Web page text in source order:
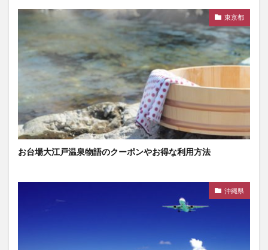
東京都
お台場大江戸温泉物語のクーポンやお得な利用方法
沖縄県